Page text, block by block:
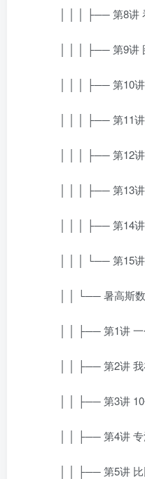
│ │ │ ├── 第8讲
│ │ │ ├── 第9讲
│ │ │ ├── 第10讲
│ │ │ ├── 第11讲
│ │ │ ├── 第12讲
│ │ │ ├── 第13讲
│ │ │ ├── 第14讲
│ │ │ └── 第15讲
│ │ └── 暑高斯数
│ │ ├── 第1讲 一
│ │ ├── 第2讲 我
│ │ ├── 第3讲 10
│ │ ├── 第4讲 专
│ │ ├── 第5讲 比